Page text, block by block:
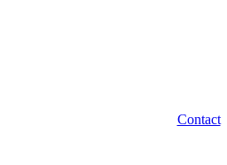
Contact